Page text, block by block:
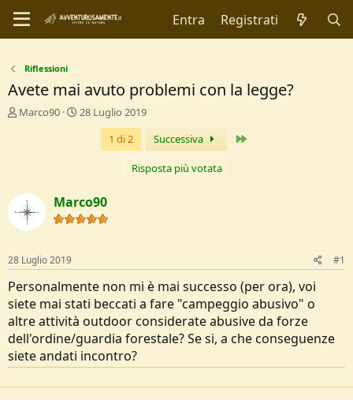
Entra Registrati
Riflessioni
Avete mai avuto problemi con la legge?
C
r
e
s
c
u
s
s
i
o
n
e
Marco90
D
I
n
i
o
28 Luglio 2019
1 di 2
Successiva
Risposta più votata
Marco90
28 Luglio 2019 #1
Personalmente non mi è mai successo (per ora), voi
siete mai stati beccati a fare "campeggio abusivo" o
altre attività outdoor considerate abusive da forze
dell'ordine/guardia forestale? Se si, a che conseguenze
siete andati incontro?